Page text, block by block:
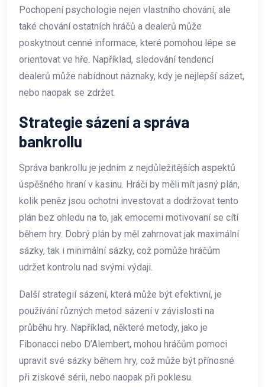
Pochopení psychologie nejen vlastního chování, ale
také chování ostatních hráčů a dealerů může
poskytnout cenné informace, které pomohou lépe se
orientovat ve hře. Například, sledování tendencí
dealerů může nabídnout náznaky, kdy je nejlepší sázet,
nebo naopak se zdržet.
Strategie sázení a správa
bankrollu
Správa bankrollu je jedním z nejdůležitějších aspektů
úspěšného hraní v kasinu. Hráči by měli mít jasný plán,
kolik peněz jsou ochotni investovat a dodržovat tento
plán bez ohledu na to, jak emocemi motivovaní se cítí
během hry. Dobrý plán by měl zahrnovat jak maximální
sázky, tak i minimální sázky, což pomůže hráčům
udržet kontrolu nad svými výdaji.
Další strategií sázení, která může být efektivní, je
používání různých metod sázení v závislosti na
průběhu hry. Například, některé metody, jako je
Fibonacci nebo D’Alembert, mohou hráčům pomoci
upravit své sázky během hry, což může být přínosné
při ziskové sérii, nebo naopak při poklesu.